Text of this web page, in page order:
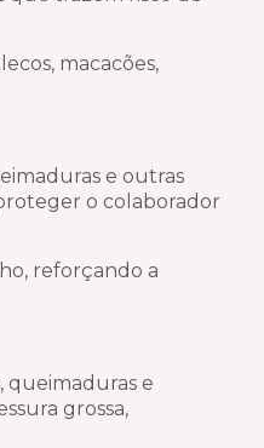
macacões,
e outras
o colaborador
reforçando a
queimaduras e
grossa,